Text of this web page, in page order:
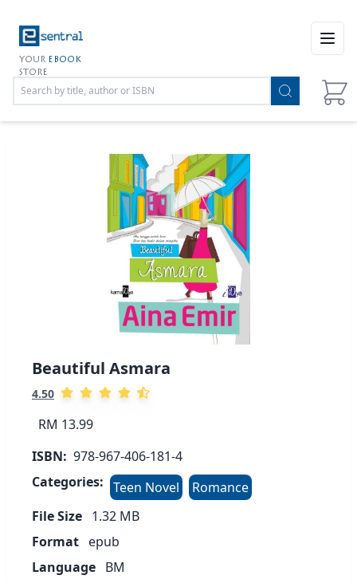
YOUR EBOOK
STORE
Beautiful Asmara
4.50
RM 13.99
ISBN: 978-967-406-181-4
Categories: Teen Novel
Romance
File Size 1.32 MB
Format epub
Language BM